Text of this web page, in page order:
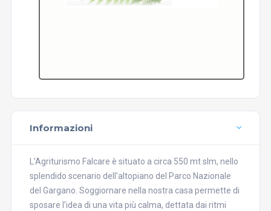
Informazioni
L’Agriturismo Falcare è situato a circa 550 mt slm, nello
splendido scenario dell’altopiano del Parco Nazionale
del Gargano. Soggiornare nella nostra casa permette di
sposare l’idea di una vita più calma, dettata dai ritmi